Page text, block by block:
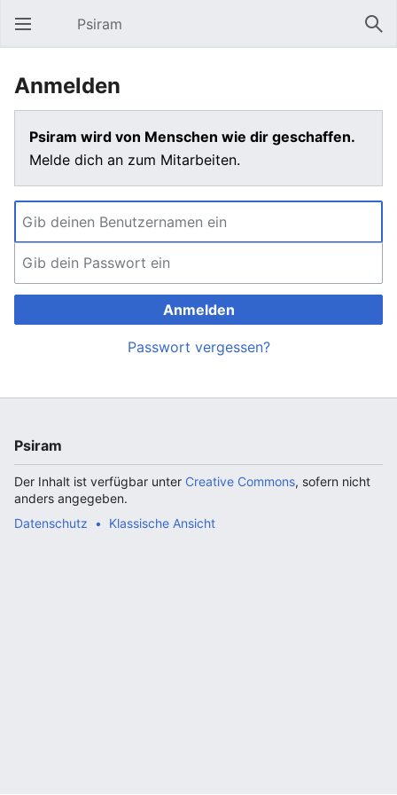
Hauptmenü öffnen Psiram
Anmelden
Psiram wird von Menschen wie dir geschaffen.
Melde dich an zum Mitarbeiten.
Anmelden
Passwort vergessen?
Psiram
Der Inhalt ist verfügbar unter Creative Commons, sofern nicht
anders angegeben.
Datenschutz
Klassische Ansicht